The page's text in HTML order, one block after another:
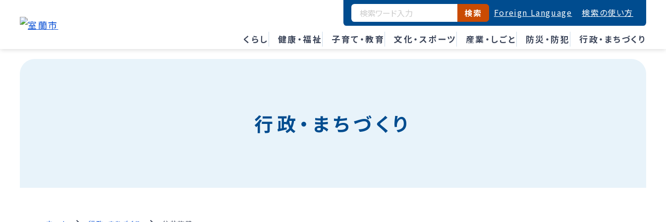
くらし 健康・福祉 子育て・教育 文化・スポーツ 産業・しごと 防災・防犯 行政・まちづくり
検索 Foreign Language 検索の使い方
行政・まちづくり